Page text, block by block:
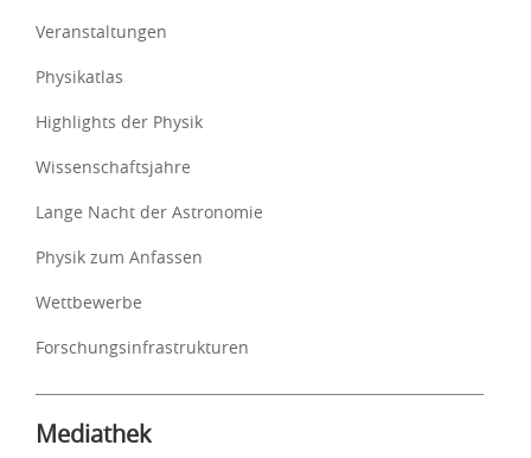
Veranstaltungen
Physikatlas
Highlights der Physik
Wissenschaftsjahre
Lange Nacht der Astronomie
Physik zum Anfassen
Wettbewerbe
Forschungsinfrastrukturen
Mediathek